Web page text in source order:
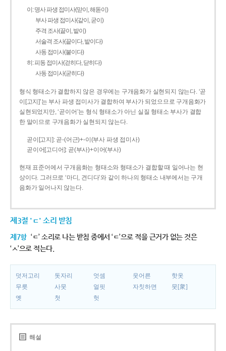
이: 명사 파생 접미사(맏이, 해돋이)
부사 파생 접미사(같이, 굳이)
주격 조사(끝이, 밭이)
서술격 조사(끝이다, 밭이다)
사동 접미사(붙이다)
히: 피동 접미사(걷히다, 닫히다)
사동 접미사(굳히다)
형식 형태소가 결합하지 않은 경우에는 구개음화가 실현되지 않는다. ‘곧
이[고지]’는 부사 파생 접미사가 결합하여 부사가 되었으므로 구개음화가
실현되었지만, ‘곧이어’는 형식 형태소가 아닌 실질 형태소 부사가 결합
한 말이므로 구개음화가 실현되지 않는다.
곧이[고지]: 곧-­(어근)+­-이(부사 파생 접미사)
곧이어[고디어]: 곧(부사)+이어(부사)
현재 표준어에서 구개음화는 형태소와 형태소가 결합할 때 일어나는 현
상이다. 그러므로 ‘마디, 견디다’와 같이 하나의 형태소 내부에서는 구개
음화가 일어나지 않는다.
제3절 'ㄷ' 소리 받침
제7항 ‘ㄷ’ 소리로 나는 받침 중에서 ‘ㄷ’으로 적을 근거가 없는 것은
‘ㅅ’으로 적는다.
덧저고리 돗자리 엇셈 웃어른
핫옷
무릇
사뭇 얼핏 자칫하면
뭇[衆]
옛
첫 헛
해설